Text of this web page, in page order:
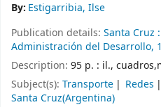
By: Estigarribia, Ilse
Publication details: Santa Cruz :
Administración del Desarrollo,
Description: 95 p. : il.,
Subject(s): Transporte Redes
Santa Cruz(Argentina)